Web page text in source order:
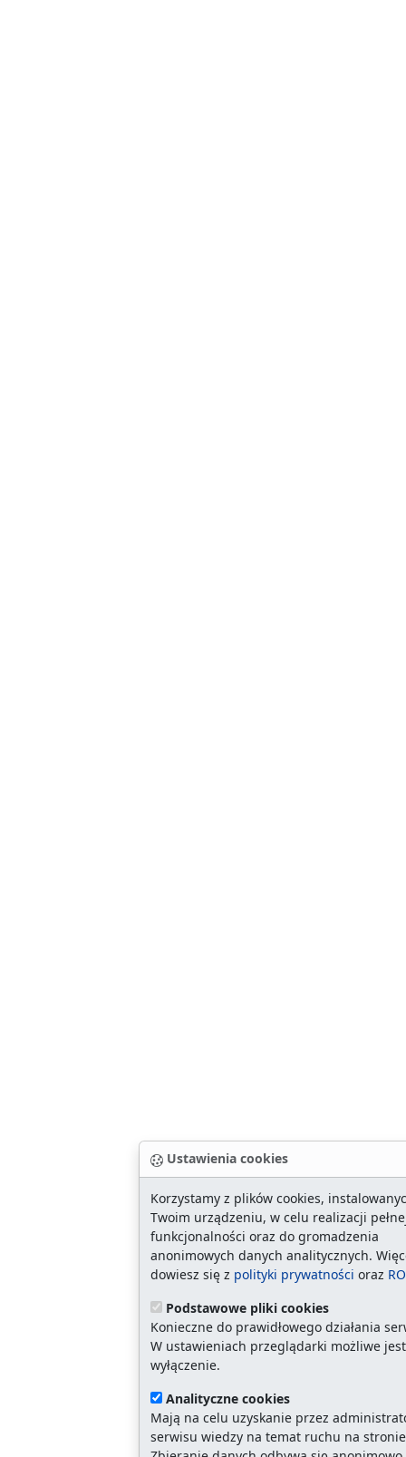
Ustawienia cookies
Korzystamy z plików cookies,
Twoim urządzeniu, w celu realizacji
funkcjonalności oraz do gromadzenia
anonimowych danych analitycznych.
dowiesz się z polityki prywatności oraz
Podstawowe pliki cookies
Konieczne do prawidłowego działania
W ustawieniach przeglądarki możliwe
wyłączenie.
Analityczne cookies
Mają na celu uzyskanie przez
serwisu wiedzy na temat ruchu na